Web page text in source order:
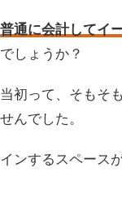
普通に会計してイ
しょうか？
初って、そもそ
んでした。
ンするスペース